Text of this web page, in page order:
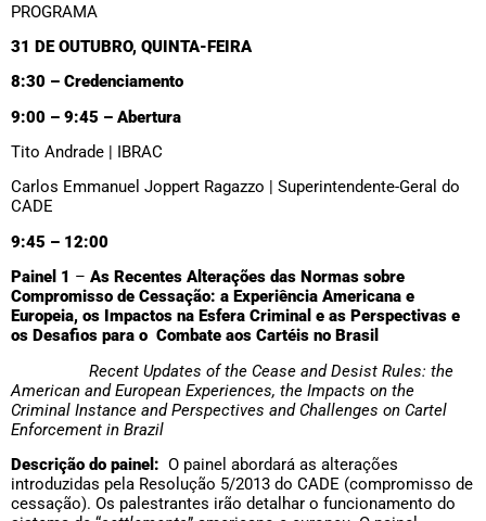
PROGRAMA
31 DE OUTUBRO, QUINTA-FEIRA
8:30 – Credenciamento
9:00 – 9:45 – Abertura
Tito Andrade | IBRAC
Carlos Emmanuel Joppert Ragazzo | Superintendente-Geral do
CADE
9:45 – 12:00
Painel 1 – As Recentes Alterações das Normas sobre
Compromisso de Cessação: a Experiência Americana e
Europeia, os Impactos na Esfera Criminal e as Perspectivas e
os Desafios para o Combate aos Cartéis no Brasil
Recent Updates of the Cease and Desist Rules: the
American and European Experiences, the Impacts on the
Criminal Instance and Perspectives and Challenges on Cartel
Enforcement in Brazil
Descrição do painel: O painel abordará as alterações
introduzidas pela Resolução 5/2013 do CADE (compromisso de
cessação). Os palestrantes irão detalhar o funcionamento do